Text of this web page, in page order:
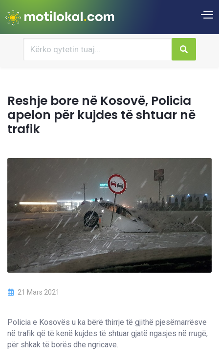
Reshje bore në Kosovë, Policia
apelon për kujdes të shtuar në
trafik
21 Mars 2021
Policia e Kosovës u ka bërë thirrje të gjithë pjesëmarrësve
në trafik që të kenë kujdes të shtuar gjatë ngasjes në rrugë,
për shkak të borës dhe ngricave.